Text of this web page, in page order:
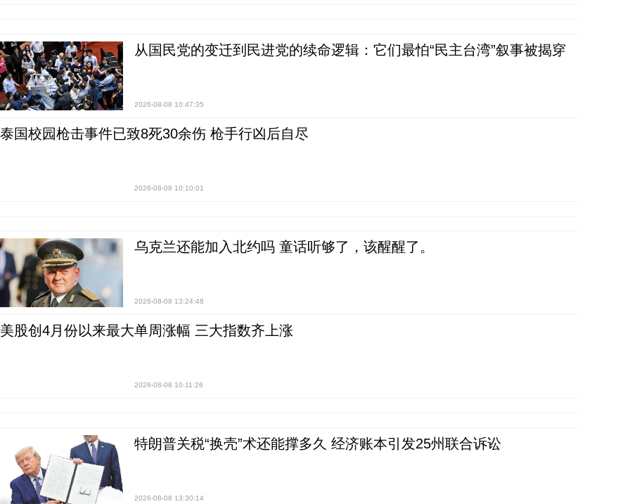
从国民党的变迁到民进党的续命逻辑：它们最怕“民主台湾”叙事被揭穿
2026-08-08 10:47:35
泰国校园枪击事件已致8死30余伤 枪手行凶后自尽
2026-08-08 10:10:01
乌克兰还能加入北约吗 童话听够了，该醒醒了。
2026-08-08 13:24:48
美股创4月份以来最大单周涨幅 三大指数齐上涨
2026-08-08 10:11:26
特朗普关税“换壳”术还能撑多久 经济账本引发25州联合诉讼
2026-08-08 13:30:14